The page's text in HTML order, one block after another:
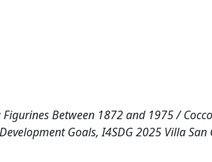
Between 1872 and 1975 /
Goals, I4SDG 2025 Villa San